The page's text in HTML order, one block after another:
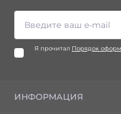
Я прочитал Порядок
ИНФОРМАЦИЯ